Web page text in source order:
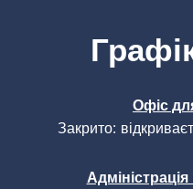
Офіс
Натисніть, щоб
Закрито: